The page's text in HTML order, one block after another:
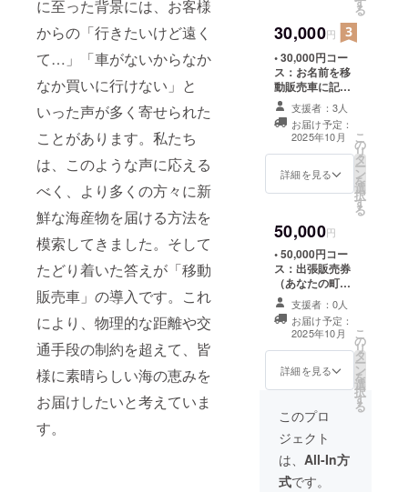
に至った背景には、お客様
からの「行きたいけど遠く
て…」「車がないからなか
なか買いに行けない」と
いった声が多く寄せられた
ことがあります。私たち
は、このような声に応える
べく、より多くの方々に新
鮮な海産物を届ける方法を
模索してきました。そして
たどり着いた答えが「移動
販売車」の導入です。これ
により、物理的な距離や交
通手段の制約を超えて、皆
様に素晴らしい海の恵みを
お届けしたいと考えていま
す。
力をお貸し
いただけた
ら嬉しいで
す。
どうぞよろ
しくお願い
いたしま
す。
る
30,000円
• 30,000円コー
ス：お名前を移
動販売車に記
載！＋豪華海産
物詰め合わせ
【内容】牡蠣・
帆立・タコ・ウ
ニ等 【賞味期
限】全品到着日
から1日 【原産
容量】800g ・掲
載期間：事業が
存続する限り掲
載 ・掲載方法：
文字のみ ・注意
事項：支援時、
必ず備考欄に掲
載を希望される
お名前をご記入
ください
：ロ
ゴやバナーなど
の画像の受け渡
しについては、
プロジェクト終
了後にお送りす
るメールをご確
認ください。
支援者：3人
お届け予定：
2025年10月
詳細を見る
こ
の
リ
タ
ー
ン
を
選
択
す
る
50,000円
• 50,000円コー
ス：出張販売券
（あなたの町へ
お届け）＋特製T
シャツ付き ご利
用方法：チケッ
トは弊社店舗に
ご来店の際ご利
用いただけま
から2025年12月
末まで
支援者：0人
お届け予定：
2025年10月
詳細を見る
こ
の
リ
タ
ー
ン
を
選
択
す
る
このプロ
ジェクト
は、 All-In方
式です。